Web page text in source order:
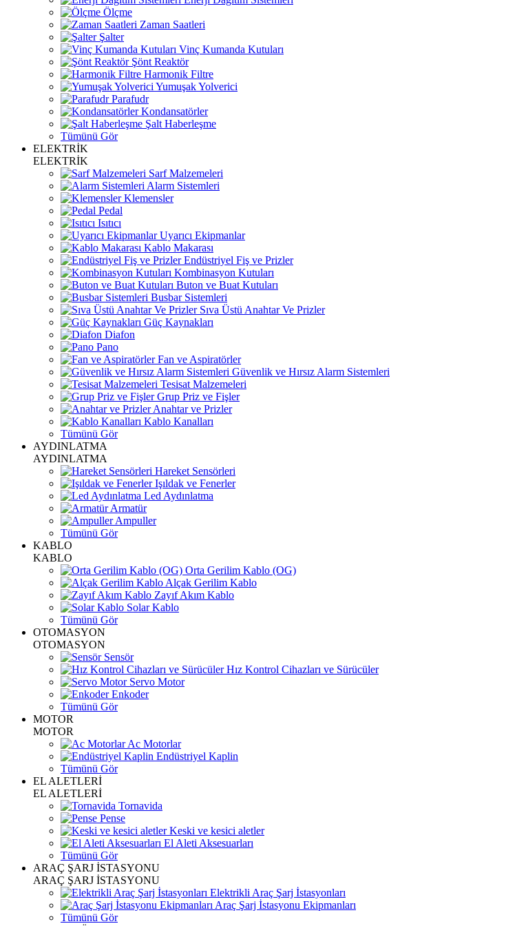
Ölçme
Zaman Saatleri
Şalter
Vinç Kumanda Kutuları
Şönt Reaktör
Harmonik Filtre
Yumuşak Yolverici
Parafudr
Kondansatörler
Şalt Haberleşme
Tümünü Gör
ELEKTRİK
ELEKTRİK
Sarf Malzemeleri
Alarm Sistemleri
Klemensler
Pedal
Isıtıcı
Uyarıcı Ekipmanlar
Kablo Makarası
Endüstriyel Fiş ve Prizler
Kombinasyon Kutuları
Buton ve Buat Kutuları
Busbar Sistemleri
Sıva Üstü Anahtar Ve Prizler
Güç Kaynakları
Diafon
Pano
Fan ve Aspiratörler
Güvenlik ve Hırsız Alarm Sistemleri
Tesisat Malzemeleri
Grup Priz ve Fişler
Anahtar ve Prizler
Kablo Kanalları
Tümünü Gör
AYDINLATMA
AYDINLATMA
Hareket Sensörleri
Işıldak ve Fenerler
Led Aydınlatma
Armatür
Ampuller
Tümünü Gör
KABLO
KABLO
Orta Gerilim Kablo (OG)
Alçak Gerilim Kablo
Zayıf Akım Kablo
Solar Kablo
Tümünü Gör
OTOMASYON
OTOMASYON
Sensör
Hız Kontrol Cihazları ve Sürücüler
Servo Motor
Enkoder
Tümünü Gör
MOTOR
MOTOR
Ac Motorlar
Endüstriyel Kaplin
Tümünü Gör
EL ALETLERİ
EL ALETLERİ
Tornavida
Pense
Keski ve kesici aletler
El Aleti Aksesuarları
Tümünü Gör
ARAÇ ŞARJ İSTASYONU
ARAÇ ŞARJ İSTASYONU
Elektrikli Araç Şarj İstasyonları
Araç Şarj İstasyonu Ekipmanları
Tümünü Gör